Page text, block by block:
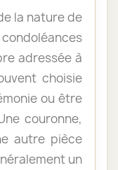
la nature de
adressée à
choisie
ou être
couronne,
autre pièce
un